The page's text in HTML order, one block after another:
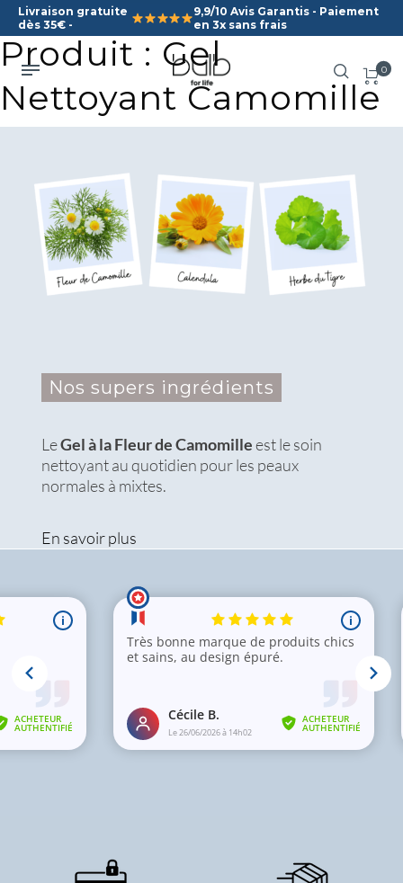
Livraison gratuite
dès 35€ -
9,9/10 Avis Garantis - Paiement
en 3x sans frais
0
Produit : Gel
Nettoyant Camomille
Nos supers ingrédients
LeGel à la Fleur de Camomilleest le soin
nettoyant au quotidien pour les peaux
normales à mixtes.
En savoir plus